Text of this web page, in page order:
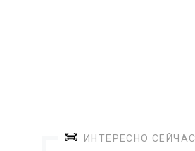
ИНТЕРЕСНО СЕЙЧАС